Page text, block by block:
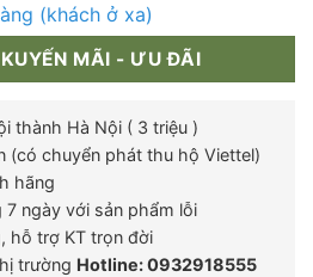
(khách ở xa)
MÃI - ƯU ĐÃI
thành Hà Nội ( 3 triệu )
(có chuyển phát thu hộ Viettel)
hãng
7 ngày với sản phẩm lỗi
hỗ trợ KT trọn đời
trường Hotline: 0932918555